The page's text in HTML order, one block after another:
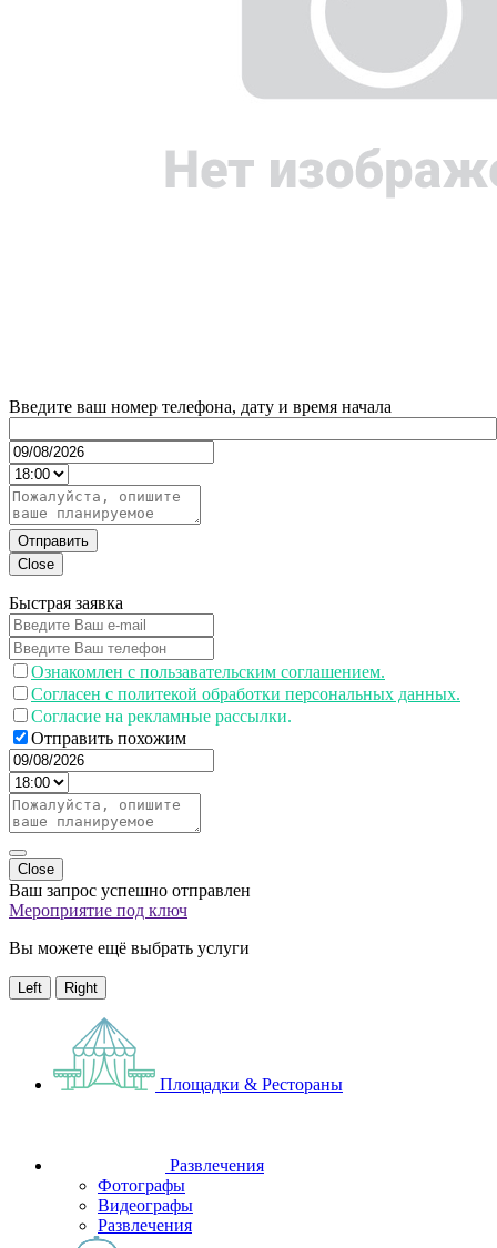
Введите ваш номер телефона, дату и время начала
Отправить
Close
Быстрая заявка
Ознакомлен с пользавательским соглашением.
Согласен с политекой обработки персональных данных.
Согласие на рекламные рассылки.
Отправить похожим
Close
Ваш запрос успешно отправлен
Мероприятие под ключ
Вы можете ещё выбрать услуги
Left Right
Площадки & Рестораны
Развлечения
Фотографы
Видеографы
Развлечения